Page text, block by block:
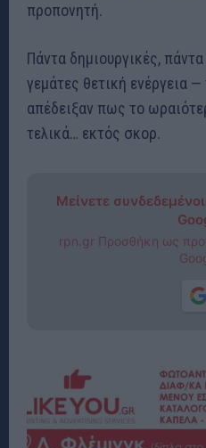
προπονητή.
Πάντα δημιουργικές,
γεμάτες θετική ενέργεια
απέδειξαν πως το
τελικά… εκτός σκορ.
Μείνετε
rpn.gr Προσθήκη ως